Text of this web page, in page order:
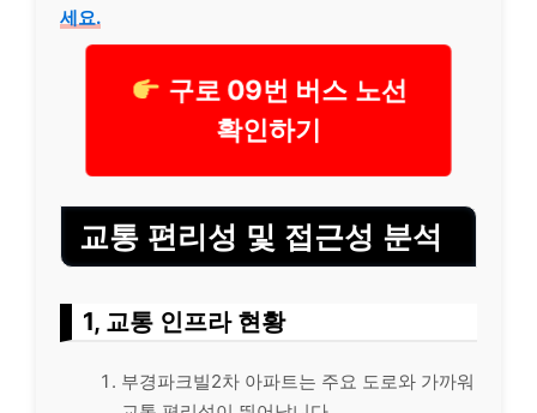
세요.
구로 09번 버스 노선
확인하기
교통 편리성 및 접근성 분석
1, 교통 인프라 현황
부경파크빌2차 아파트는 주요 도로와 가까워